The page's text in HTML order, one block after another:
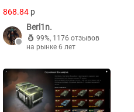
868.84 p
Berl1n.
99%, 1176 отзывов
на рынке 6 лет